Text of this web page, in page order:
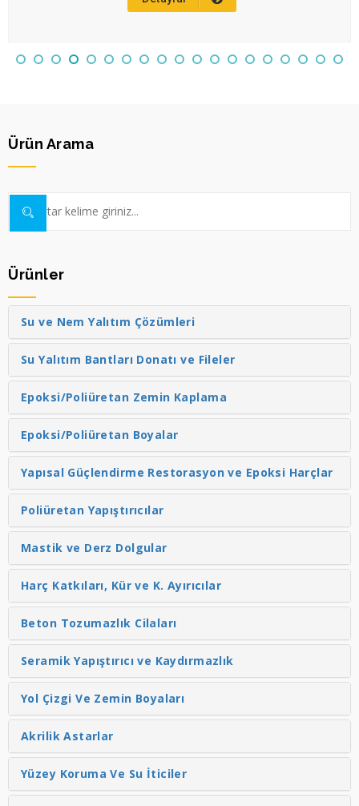
Ürün Arama
Ürünler
Su ve Nem Yalıtım Çözümleri
Su Yalıtım Bantları Donatı ve Fileler
Epoksi/Poliüretan Zemin Kaplama
Epoksi/Poliüretan Boyalar
Yapısal Güçlendirme Restorasyon ve Epoksi Harçlar
Poliüretan Yapıştırıcılar
Mastik ve Derz Dolgular
Harç Katkıları, Kür ve K. Ayırıcılar
Beton Tozumazlık Cilaları
Seramik Yapıştırıcı ve Kaydırmazlık
Yol Çizgi Ve Zemin Boyaları
Akrilik Astarlar
Yüzey Koruma Ve Su İticiler